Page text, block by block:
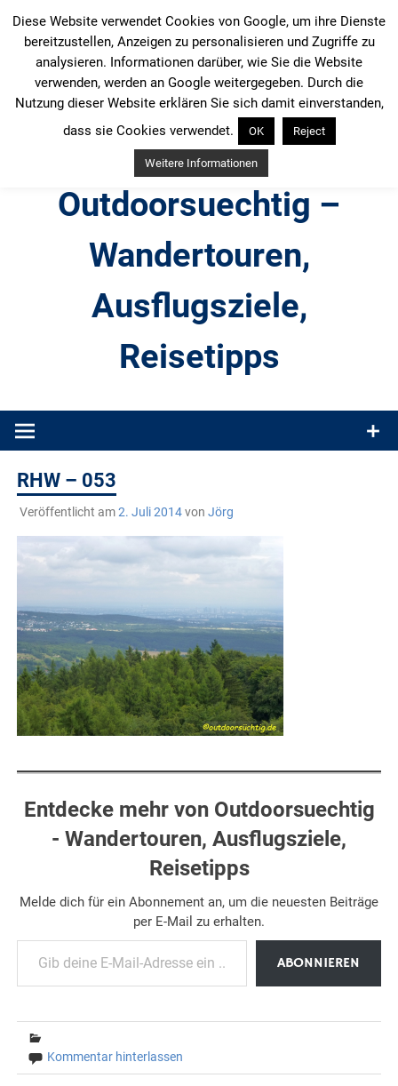
Inhalt
springen
Outdoorsuechtig –
Wandertouren,
Ausflugsziele,
Reisetipps
Produkttests und Buchrezensionen. Ein Blog für alle, die gern
RHW – 053
Veröffentlicht am2. Juli 2014von Jörg
Entdecke mehr von Outdoorsuechtig
- Wandertouren, Ausflugsziele,
Reisetipps
Melde dich für ein Abonnement an, um die neuesten Beiträge
per E-Mail zu erhalten.
Gib deine E-Mail-Adresse ein ...
ABONNIEREN
Kommentar hinterlassen
Diese Website verwendet Cookies von Google, um ihre Dienste
bereitzustellen, Anzeigen zu personalisieren und Zugriffe zu
analysieren. Informationen darüber, wie Sie die Website
verwenden, werden an Google weitergegeben. Durch die
Nutzung dieser Website erklären Sie sich damit einverstanden,
dass sie Cookies verwendet.
OK Reject
Weitere Informationen